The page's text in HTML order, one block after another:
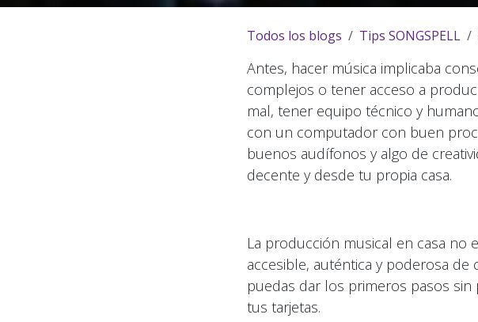
Todos los blogs Tips SONGSPELL
Antes, hacer música implicaba
complejos o tener acceso a
mal, tener equipo técnico y
con un computador con buen
buenos audífonos y algo de
decente y desde tu propia casa.
La producción musical en casa no
accesible, auténtica y poderosa
puedas dar los primeros pasos
tus tarjetas.